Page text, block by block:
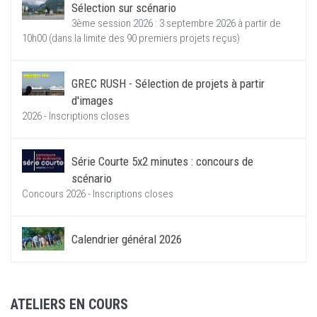
Sélection sur scénario
3ème session 2026 : 3 septembre 2026 à partir de
10h00 (dans la limite des 90 premiers projets reçus)
GREC RUSH - Sélection de projets à partir
d'images
2026 - Inscriptions closes
Série Courte 5x2 minutes : concours de
scénario
Concours 2026 - Inscriptions closes
Calendrier général 2026
ATELIERS EN COURS